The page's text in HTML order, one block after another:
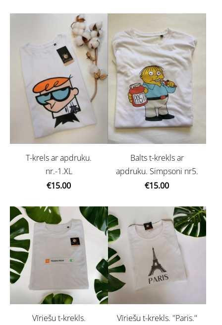
T-krels ar apdruku.
nr.-1.XL
€15.00
Balts t-krekls ar
apdruku. Simpsoni nr5.
€15.00
Vīriešu t-krekls.
Vīriešu t-krekls. ''Paris.''